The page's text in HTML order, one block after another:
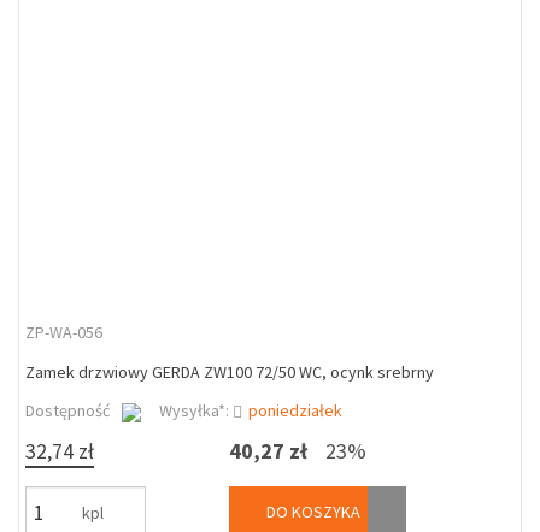
ZP-WA-056
Zamek drzwiowy GERDA ZW100 72/50 WC, ocynk srebrny
Dostępność
Wysyłka*: poniedziałek
32,74 zł
kpl
40,27 zł 23%
DO KOSZYKA